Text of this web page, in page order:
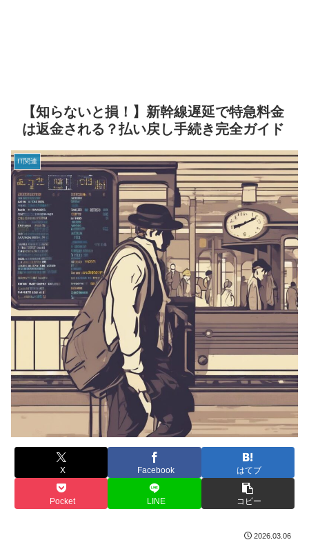
【知らないと損！】新幹線遅延で特急料金
は返金される？払い戻し手続き完全ガイド
IT関連
X Facebook はてブ
Pocket LINE コピー
2026.03.06